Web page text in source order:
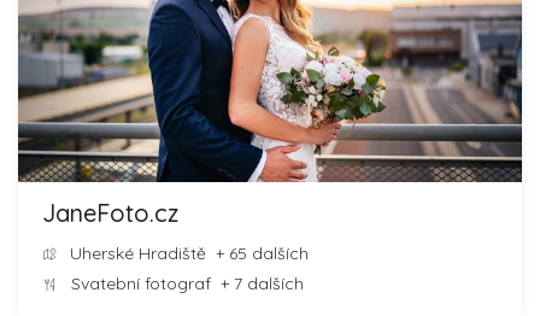
JaneFoto.cz
Uherské Hradiště + 65 dalších
Svatební fotograf + 7 dalších